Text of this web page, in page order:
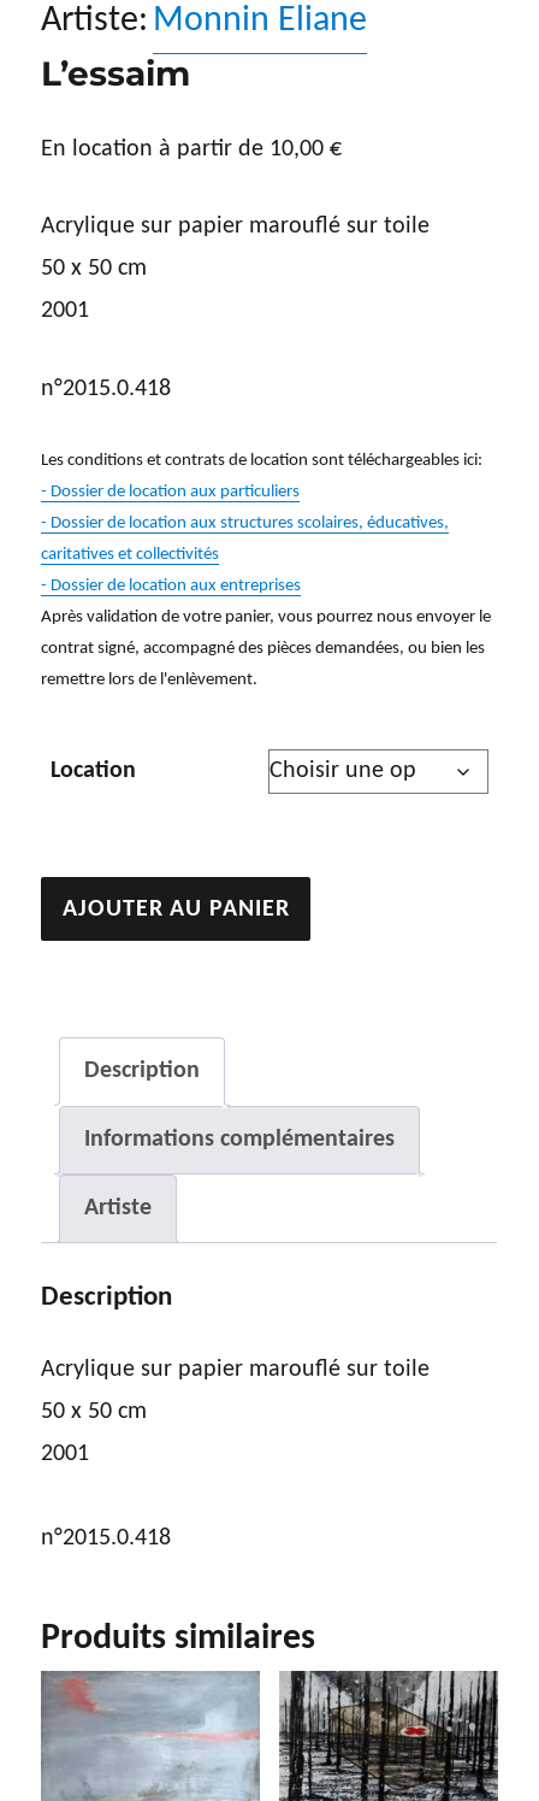
Artiste: Monnin Eliane
L’essaim
En location à partir de 10,00€
Acrylique sur papier marouflé sur toile
50 x 50 cm
2001
n°2015.0.418
Les conditions et contrats de location sont téléchargeables ici:
- Dossier de location aux particuliers
- Dossier de location aux structures scolaires, éducatives,
caritatives et collectivités
- Dossier de location aux entreprises
Après validation de votre panier, vous pourrez nous envoyer le
contrat signé, accompagné des pièces demandées, ou bien les
remettre lors de l'enlèvement.
Location
quantité
de
AJOUTER AU PANIER
Description
Informations complémentaires
Artiste
Description
Acrylique sur papier marouflé sur toile
50 x 50 cm
2001
n°2015.0.418
Produits similaires